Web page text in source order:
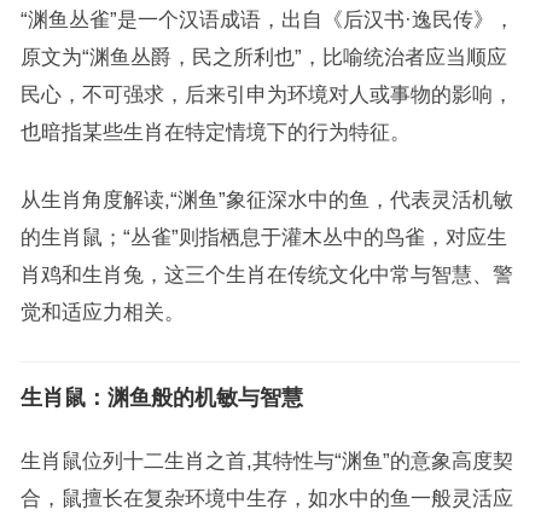
“渊鱼丛雀”是一个汉语成语，出自《后汉书·逸民传》，
原文为“渊鱼丛爵，民之所利也”，比喻统治者应当顺应
民心，不可强求，后来引申为环境对人或事物的影响，
也暗指某些生肖在特定情境下的行为特征。
从生肖角度解读,“渊鱼”象征深水中的鱼，代表灵活机敏
的生肖鼠；“丛雀”则指栖息于灌木丛中的鸟雀，对应生
肖鸡和生肖兔，这三个生肖在传统文化中常与智慧、警
觉和适应力相关。
生肖鼠：渊鱼般的机敏与智慧
生肖鼠位列十二生肖之首,其特性与“渊鱼”的意象高度契
合，鼠擅长在复杂环境中生存，如水中的鱼一般灵活应